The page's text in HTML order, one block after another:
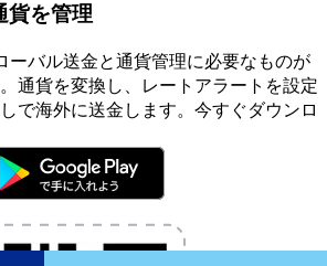
貨を管理
ーバル送金と通貨管理に必要なものが
通貨を変換し、レートアラートを設定
で海外に送金します。今すぐダウンロ